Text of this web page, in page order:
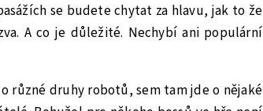
se budete chytat za hlavu, jak to že
A co je důležité. Nechybí ani populární
různé druhy robotů, sem tam jde o nějaké